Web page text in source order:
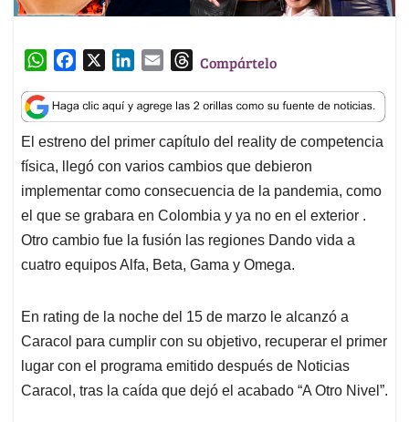
W
a
t
s
A
p
p
c
e
b
o
o
k
n
k
e
d
I
n
a
i
l
T
r
e
a
d
s
Compártelo
El estreno del primer capítulo del reality de competencia
física, llegó con varios cambios que debieron
implementar como consecuencia de la pandemia, como
el que se grabara en Colombia y ya no en el exterior .
Otro cambio fue la fusión las regiones Dando vida a
cuatro equipos Alfa, Beta, Gama y Omega.
En rating de la noche del 15 de marzo le alcanzó a
Caracol para cumplir con su objetivo, recuperar el primer
lugar con el programa emitido después de Noticias
Caracol, tras la caída que dejó el acabado “A Otro Nivel”.